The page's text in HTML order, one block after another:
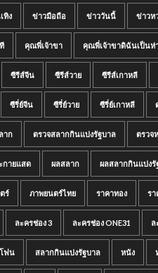
ทิง ข่าวมือถือ ข่าววันนี้ ข่าวห
คุณพี่เจ้าขา คุณพี่เจ้าขาดิฉันเป็นห่
ซีรีส์จีน ซีรีส์วาย ซีรีส์เกาหลี
ซีรี่ย์จีน ซีรี่ย์วาย ซีรี่ย์เกาหลี
าก ตรวจสลากกินแบ่งรัฐบาล ตรวจ
กายแสด ผลสลาก ผลสลากกินแบ่งรั
ร์ ภาพยนตร์ไทย ราคาทอง ร
ละครช่อง 3 ละครช่อง ONE31 ล
ฟน สลากกินแบ่งรัฐบาล หนัง